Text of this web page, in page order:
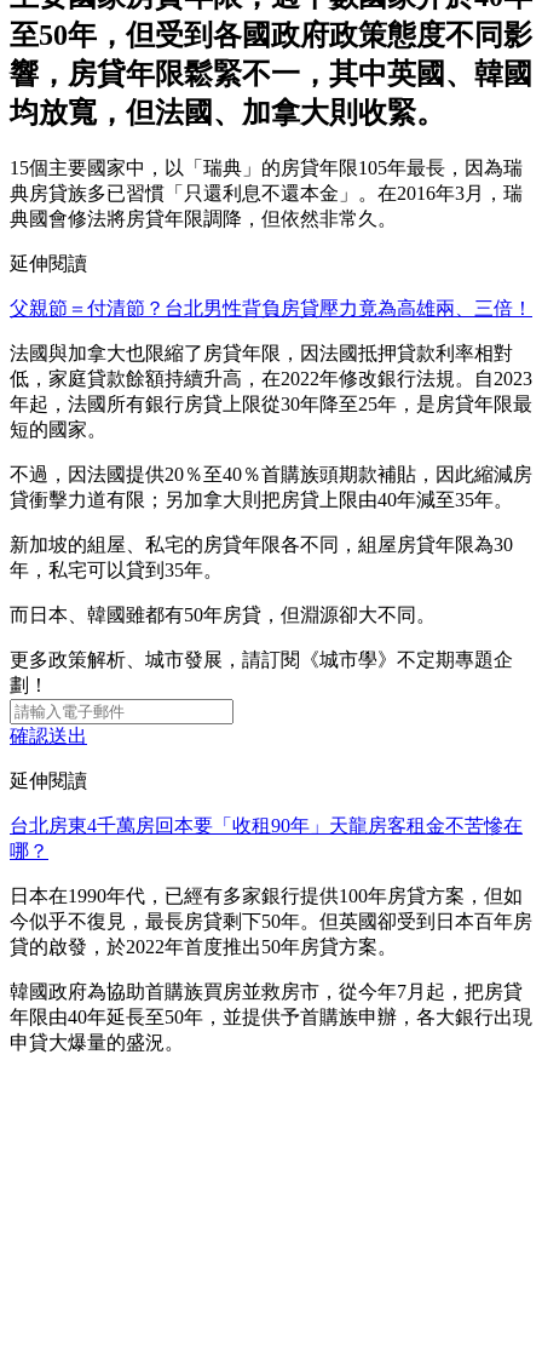
至50年，但受到各國政府政策態度不同影
響，房貸年限鬆緊不一，其中英國、韓國
均放寬，但法國、加拿大則收緊。
15個主要國家中，以「瑞典」的房貸年限105年最長，因為瑞
典房貸族多已習慣「只還利息不還本金」。在2016年3月，瑞
典國會修法將房貸年限調降，但依然非常久。
延伸閱讀
父親節＝付清節？台北男性背負房貸壓力竟為高雄兩、三倍！
法國與加拿大也限縮了房貸年限，因法國抵押貸款利率相對
低，家庭貸款餘額持續升高，在2022年修改銀行法規。自2023
年起，法國所有銀行房貸上限從30年降至25年，是房貸年限最
短的國家。
不過，因法國提供20％至40％首購族頭期款補貼，因此縮減房
貸衝擊力道有限；另加拿大則把房貸上限由40年減至35年。
新加坡的組屋、私宅的房貸年限各不同，組屋房貸年限為30
年，私宅可以貸到35年。
而日本、韓國雖都有50年房貸，但淵源卻大不同。
更多政策解析、城市發展，請訂閱《城市學》不定期專題企
劃！
確認送出
延伸閱讀
台北房東4千萬房回本要「收租90年」天龍房客租金不苦慘在
哪？
日本在1990年代，已經有多家銀行提供100年房貸方案，但如
今似乎不復見，最長房貸剩下50年。但英國卻受到日本百年房
貸的啟發，於2022年首度推出50年房貸方案。
韓國政府為協助首購族買房並救房市，從今年7月起，把房貸
年限由40年延長至50年，並提供予首購族申辦，各大銀行出現
申貸大爆量的盛況。